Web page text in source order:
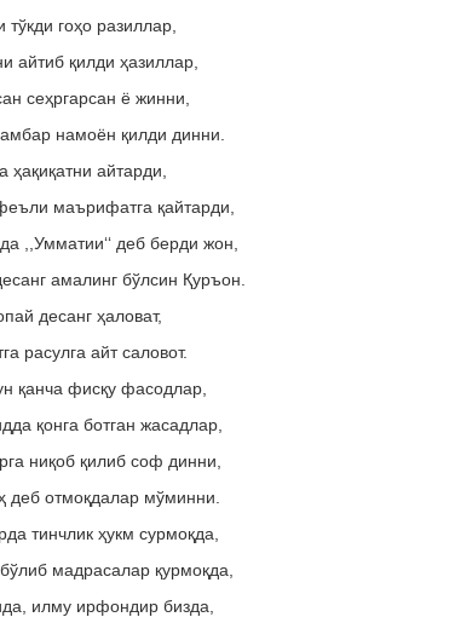
гоҳо разиллар,
айтиб қилди ҳазиллар,
сеҳргарсан ё жинни,
намоён қилди динни.
ҳақиқатни айтарди,
маърифатга қайтарди,
,,Умматии‘‘ деб берди жон,
амалинг бўлсин Қуръон.
десанг ҳаловат,
расулга айт саловот.
қанча фисқу фасодлар,
қонга ботган жасадлар,
ниқоб қилиб соф динни,
деб отмоқдалар мўминни.
тинчлик ҳукм сурмоқда,
мадрасалар қурмоқда,
илму ирфондир бизда,